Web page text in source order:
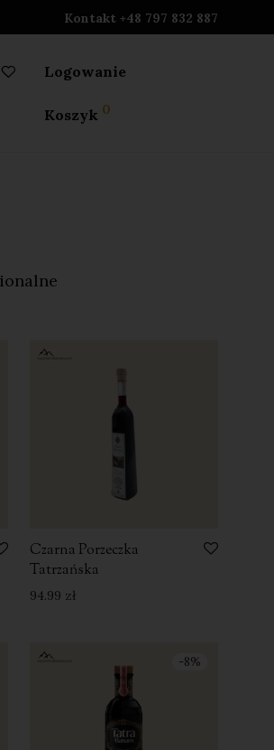
Kontakt +48 797 832 887
Logowanie
Koszyk 0
Czarna Porzeczka
Tatrzańska
94.99 zł
-8%